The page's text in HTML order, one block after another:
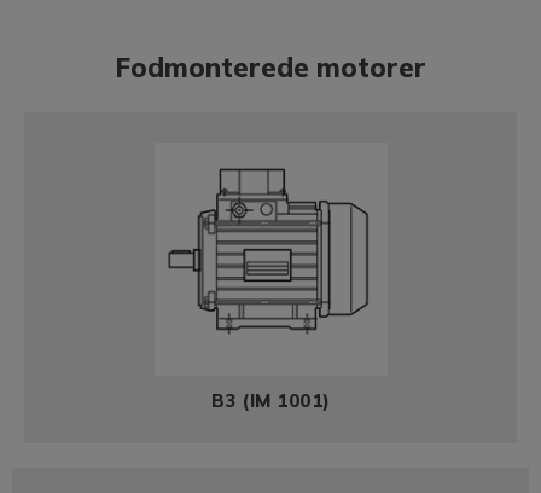
Fodmonterede motorer
B3 (IM 1001)